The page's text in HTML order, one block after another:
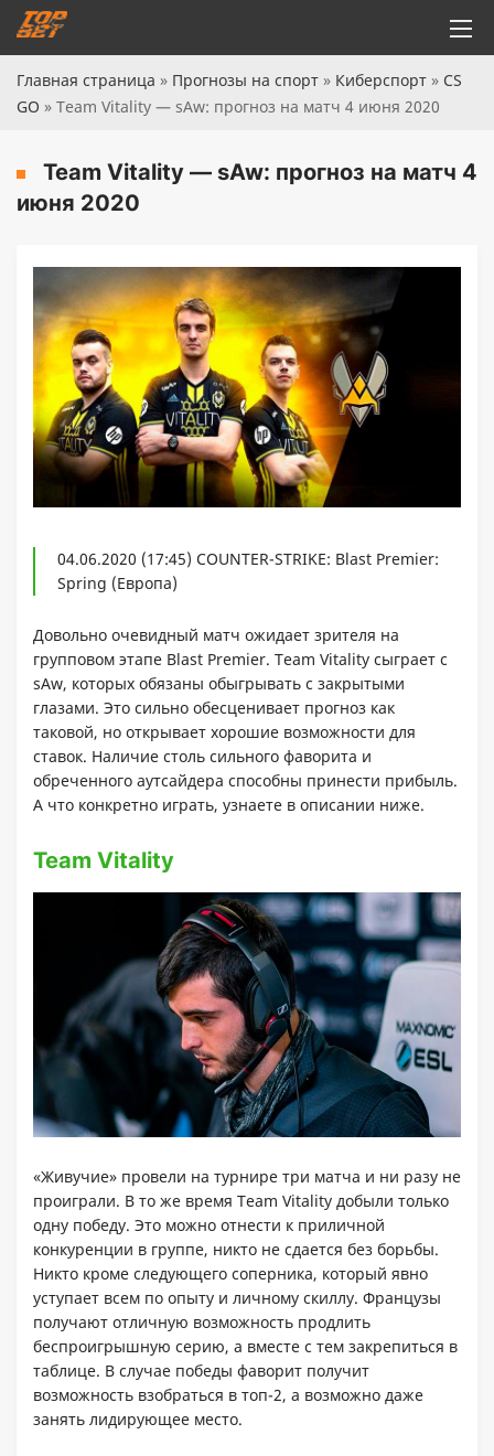
Главная страница » Прогнозы на спорт » Киберспорт » CS
GO » Team Vitality — sAw: прогноз на матч 4 июня 2020
Team Vitality — sAw: прогноз на матч 4
июня 2020
04.06.2020 (17:45) COUNTER-STRIKE: Blast Premier:
Spring (Европа)
Довольно очевидный матч ожидает зрителя на
групповом этапе Blast Premier. Team Vitality сыграет с
sAw, которых обязаны обыгрывать с закрытыми
глазами. Это сильно обесценивает прогноз как
таковой, но открывает хорошие возможности для
ставок. Наличие столь сильного фаворита и
обреченного аутсайдера способны принести прибыль.
А что конкретно играть, узнаете в описании ниже.
Team Vitality
«Живучие» провели на турнире три матча и ни разу не
проиграли. В то же время Team Vitality добыли только
одну победу. Это можно отнести к приличной
конкуренции в группе, никто не сдается без борьбы.
Никто кроме следующего соперника, который явно
уступает всем по опыту и личному скиллу. Французы
получают отличную возможность продлить
беспроигрышную серию, а вместе с тем закрепиться в
таблице. В случае победы фаворит получит
возможность взобраться в топ-2, а возможно даже
занять лидирующее место.